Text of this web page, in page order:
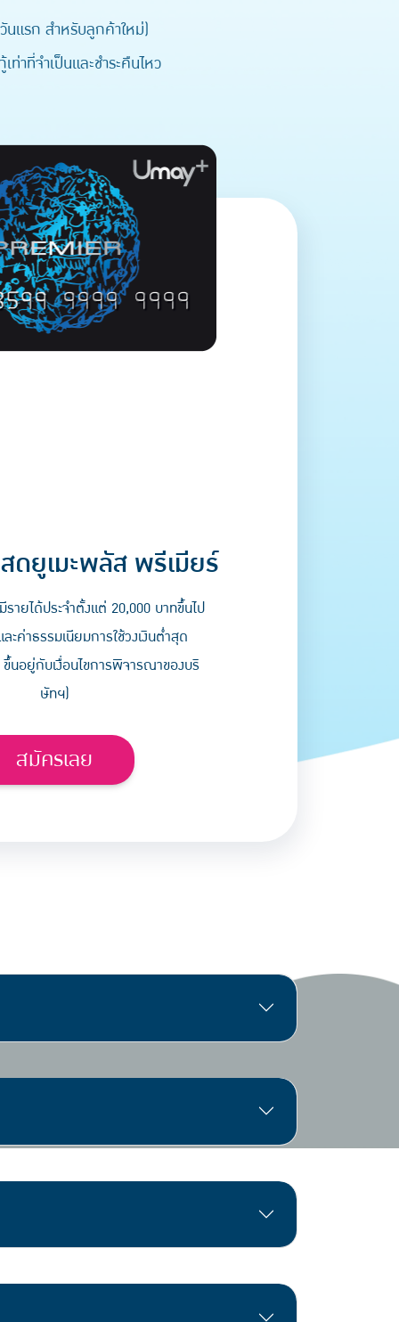
แรก สำหรับลูกค้าใหม่)
าที่จำเป็นและชำระคืนไหว
ดยูเมะพลัส พรีเมียร์
ายได้ประจำตั้งแต่ 20,000 บาทขึ้นไป
ะค่าธรรมเนียมการใช้วงเงินต่ำสุด
อยู่กับเงื่อนไขการพิจารณาของบริ
ษัทฯ)
สมัครเลย